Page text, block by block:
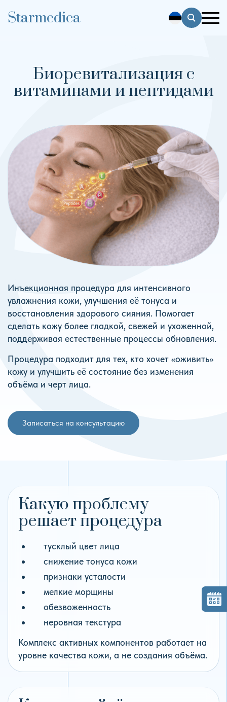
Starmedica
Биоревитализация с
витаминами и пептидами
Инъекционная процедура для интенсивного
увлажнения кожи, улучшения её тонуса и
восстановления здорового сияния. Помогает
сделать кожу более гладкой, свежей и ухоженной,
поддерживая естественные процессы обновления.
Процедура подходит для тех, кто хочет «оживить»
кожу и улучшить её состояние без изменения
объёма и черт лица.
Записаться на консультацию
Какую проблему
решает процедура
тусклый цвет лица
снижение тонуса кожи
признаки усталости
мелкие морщины
обезвоженность
неровная текстура
Комплекс активных компонентов работает на
уровне качества кожи, а не создания объёма.